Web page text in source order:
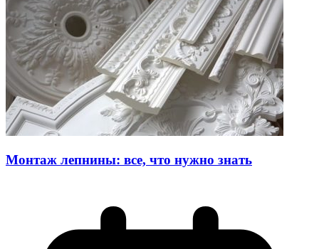
Монтаж лепнины: все, что нужно знать